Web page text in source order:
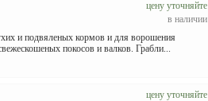
цену уточняйте
в наличии
и подвяленых кормов и для ворошения
покосов и валков. Грабли...
цену уточняйте